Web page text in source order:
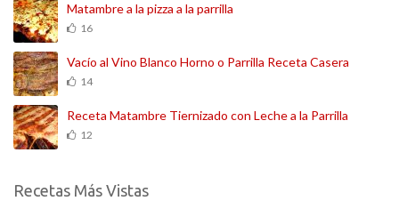
Matambre a la pizza a la parrilla
16
Vacío al Vino Blanco Horno o Parrilla Receta Casera
14
Receta Matambre Tiernizado con Leche a la Parrilla
12
Recetas Más Vistas